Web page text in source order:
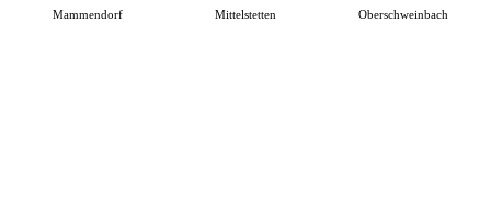
Mammendorf Mittelstetten Oberschweinbach